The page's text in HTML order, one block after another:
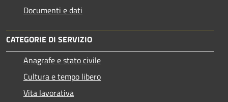
Documenti e dati
CATEGORIE DI SERVIZIO
Anagrafe e stato civile
Cultura e tempo libero
Vita lavorativa